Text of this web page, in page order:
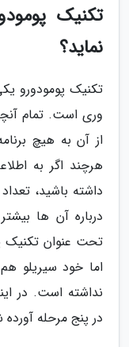
تکنیک
نماید؟
تکنیک پومودورو
وری است. تمام
از آن به هیچ
هرچند اگر به
داشته باشید،
درباره آن ها
تحت عنوان تکنیک
اما خود سیریلو
نداشته است. در
در پنج مرحله